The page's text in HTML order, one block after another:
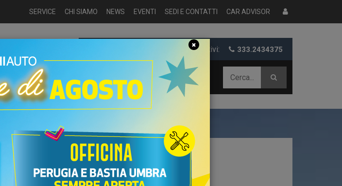
SERVICE CHI SIAMO NEWS EVENTI SEDI E CONTATTI CAR ADVISOR
Chiamaci per informazioni e preventivi: 333.2434375
NOLEGGIO USATO AZIENDALE
esclusiva per la provincia di Perugia
×